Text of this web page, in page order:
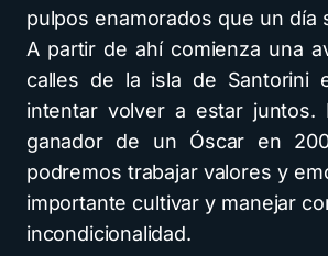
pulpos enamorados que un día
A partir de ahí comienza una
calles de la isla de Santorini
intentar volver a estar juntos.
ganador de un Óscar en
podremos trabajar valores y
importante cultivar y manejar
incondicionalidad.